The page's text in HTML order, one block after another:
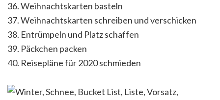
36. Weihnachtskarten basteln
37. Weihnachtskarten schreiben und verschicken
38. Entrümpeln und Platz schaffen
39. Päckchen packen
40. Reisepläne für 2020 schmieden